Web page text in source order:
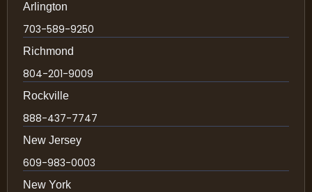
Arlington
703-589-9250
Richmond
804-201-9009
Rockville
888-437-7747
New Jersey
609-983-0003
New York